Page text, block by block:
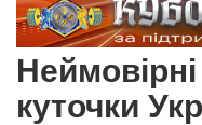
куточки